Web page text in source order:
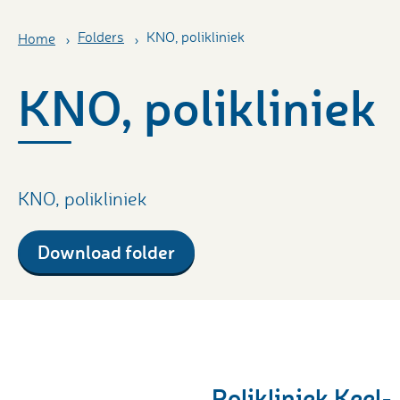
Home Folders KNO, polikliniek
KNO, polikliniek
KNO, polikliniek
Download folder